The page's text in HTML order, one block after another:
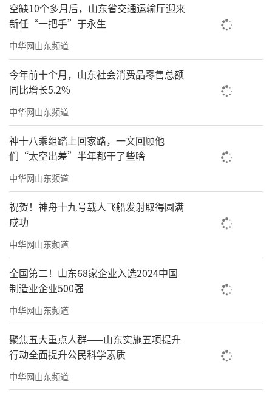
空缺10个多月后，山东省交通运输厅迎来
新任“一把手”于永生
中华网山东频道
今年前十个月，山东社会消费品零售总额
同比增长5.2%
中华网山东频道
神十八乘组踏上回家路，一文回顾他
们“太空出差”半年都干了些啥
中华网山东频道
祝贺！神舟十九号载人飞船发射取得圆满
成功
中华网山东频道
全国第二！山东68家企业入选2024中国
制造业企业500强
中华网山东频道
聚焦五大重点人群——山东实施五项提升
行动全面提升公民科学素质
中华网山东频道